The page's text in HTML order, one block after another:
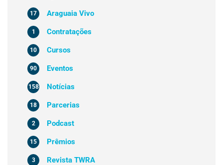
Araguaia Vivo
17
Contratações
1
Cursos
10
Eventos
90
Notícias
158
Parcerias
18
Podcast
2
Prêmios
15
Revista TWRA
3